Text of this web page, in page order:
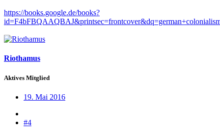
https://books.google.de/books?
Riothamus
Aktives Mitglied
19. Mai 2016
#4